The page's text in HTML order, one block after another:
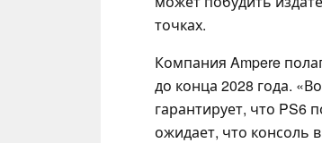
точках.
Компания Ampere
до конца 2028 года.
гарантирует, что PS6
ожидает, что консоль